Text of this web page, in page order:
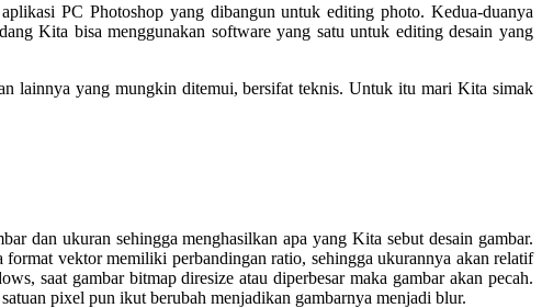
PC Photoshop yang dibangun untuk editing photo. Kedua-duanya
Kita bisa menggunakan software yang satu untuk editing desain yang
lainnya yang mungkin ditemui, bersifat teknis. Untuk itu mari Kita simak
dan ukuran sehingga menghasilkan apa yang Kita sebut desain gambar.
vektor memiliki perbandingan ratio, sehingga ukurannya akan relatif
saat gambar bitmap diresize atau diperbesar maka gambar akan pecah.
pixel pun ikut berubah menjadikan gambarnya menjadi blur.